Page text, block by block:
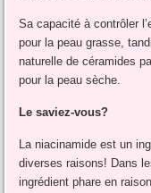
Sa capacité à contrôler
pour la peau grasse,
naturelle de céramides
pour la peau sèche.
Le saviez-vous?
La niacinamide est un
diverses raisons! Dans
ingrédient phare en